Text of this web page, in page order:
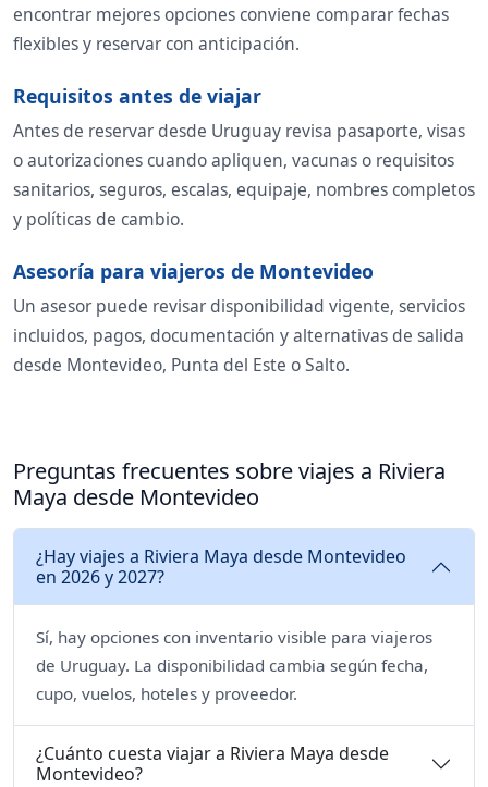
encontrar mejores opciones conviene comparar fechas
flexibles y reservar con anticipación.
Requisitos antes de viajar
Antes de reservar desde Uruguay revisa pasaporte, visas
o autorizaciones cuando apliquen, vacunas o requisitos
sanitarios, seguros, escalas, equipaje, nombres completos
y políticas de cambio.
Asesoría para viajeros de Montevideo
Un asesor puede revisar disponibilidad vigente, servicios
incluidos, pagos, documentación y alternativas de salida
desde Montevideo, Punta del Este o Salto.
Preguntas frecuentes sobre viajes a Riviera
Maya desde Montevideo
¿Hay viajes a Riviera Maya desde Montevideo
en 2026 y 2027?
Sí, hay opciones con inventario visible para viajeros
de Uruguay. La disponibilidad cambia según fecha,
cupo, vuelos, hoteles y proveedor.
¿Cuánto cuesta viajar a Riviera Maya desde
Montevideo?